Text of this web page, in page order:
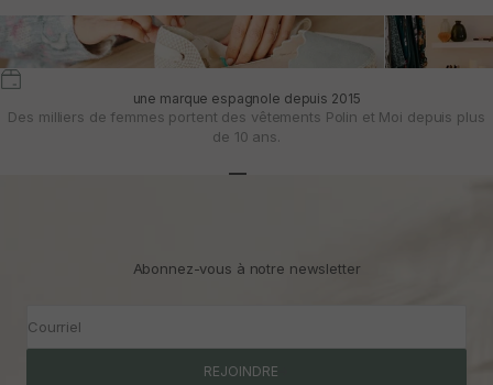
une marque espagnole depuis 2015
Des milliers de femmes portent des vêtements Polin et Moi depuis plus
de 10 ans.
Abonnez-vous à notre newsletter
Courriel
REJOINDRE